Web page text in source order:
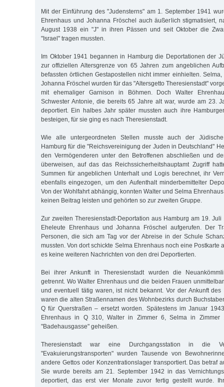
Mit der Einführung des "Judensterns" am 1. September 1941
Ehrenhaus und Johanna Fröschel auch äußerlich stigmatisiert,
August 1938 ein "J" in ihren Pässen und seit Oktober die
"Israel" tragen mussten.
Im Oktober 1941 begannen in Hamburg die Deportationen der
zur offiziellen Altersgrenze von 65 Jahren zum angeblichen
befassten örtlichen Gestapostellen nicht immer einhielten.
Johanna Fröschel wurden für das "Altersgetto Theresienstadt"
mit ehemaliger Garnison in Böhmen. Doch Walter
Schwester Antonie, die bereits 65 Jahre alt war, wurde am 23.
deportiert. Ein halbes Jahr später mussten auch ihre
besteigen, für sie ging es nach Theresienstadt.
Wie alle untergeordneten Stellen musste auch der
Hamburg für die "Reichsvereinigung der Juden in Deutschland"
den Vermögenderen unter den Betroffenen abschließen und
überweisen, auf das das Reichssicherheitshauptamt Zugriff
Summen für angeblichen Unterhalt und Logis berechnet, ihr
ebenfalls eingezogen, um den Aufenthalt minderbemittelter
Von der Wohlfahrt abhängig, konnten Walter und Selma
keinen Beitrag leisten und gehörten so zur zweiten Gruppe.
Zur zweiten Theresienstadt-Deportation aus Hamburg am 19.
Eheleute Ehrenhaus und Johanna Fröschel aufgerufen. Der
Personen, die sich am Tag vor der Abreise in der Schule
mussten. Von dort schickte Selma Ehrenhaus noch eine Postkarte
es keine weiteren Nachrichten von den drei Deportierten.
Bei ihrer Ankunft in Theresienstadt wurden die
getrennt. Wo Walter Ehrenhaus und die beiden Frauen
und eventuell tätig waren, ist nicht bekannt. Vor der Ankunft des
waren die alten Straßennamen des Wohnbezirks durch
Q für Querstraßen – ersetzt worden. Spätestens im Januar
Ehrenhaus in Q 310, Walter in Zimmer 6, Selma in Zimmer
"Badehausgasse" geheißen.
Theresienstadt war eine Durchgangsstation in die
"Evakuierungstransporten" wurden Tausende von
andere Gettos oder Konzentrationslager transportiert. Das betraf
Sie wurde bereits am 21. September 1942 in das
deportiert, das erst vier Monate zuvor fertig gestellt wurde.